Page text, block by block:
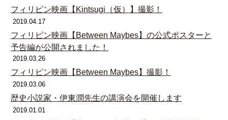
フィリピン映画【Kintsugi（仮）】撮影！
2019.04.17
フィリピン映画【Between Maybes】の公式ポスターと
予告編が公開されました！
2019.03.26
フィリピン映画【Between Maybes】撮影！
2019.03.06
歴史小説家・伊東潤先生の講演会を開催します
2019.01.01